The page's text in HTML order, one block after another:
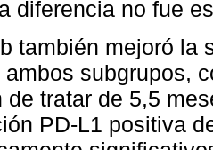
diferencia no fue
también mejoró la
ambos subgrupos,
de tratar de 5,5
PD-L1 positiva